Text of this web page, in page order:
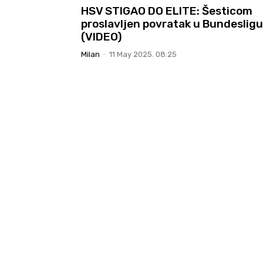
HSV STIGAO DO ELITE: Šesticom
proslavljen povratak u
(VIDEO)
Milan - 11 May 2025. 08:25